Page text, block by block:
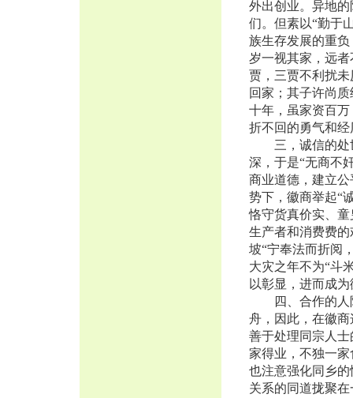
外出创业。异地
们。但素以“勤于
族生存发展的重
岁一视其家，远
贾，三贾不利扰
回家；其子许尚
十年，虽家资百
折不回的勇气和
三，诚信的处世
深，于是“无商不
商业道德，建立
势下，徽商举起“
恪守货真价实、
生产者和消费费
坡“宁奉法而折阅
大灾之年不为“斗
以彰显，进而成
四、合作的人际
舟，因此，在徽
善于处理同宗人
家得业，不独一
也注意强化同乡
关系的同道拢聚